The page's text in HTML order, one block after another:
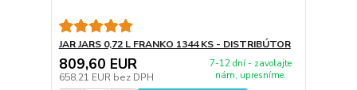
JAR JARS 0,72 L FRANKO 1344 KS - DISTRIBÚTOR
809,60 EUR
658,21 EUR bez DPH
7-12 dní - zavolajte
nám, upresníme.